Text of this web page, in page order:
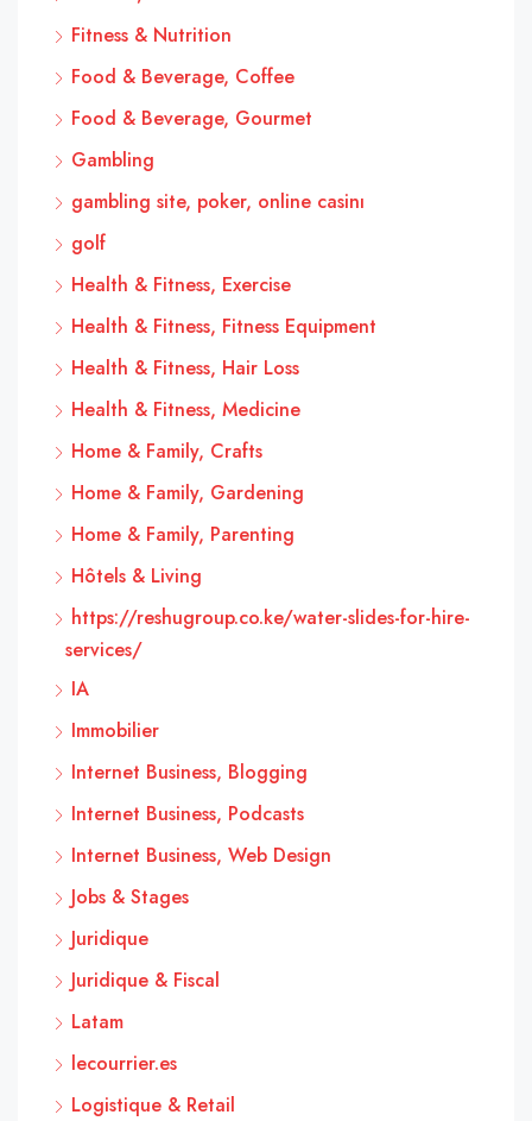
Fitness & Nutrition
Food & Beverage, Coffee
Food & Beverage, Gourmet
Gambling
gambling site, poker, online casinı
golf
Health & Fitness, Exercise
Health & Fitness, Fitness Equipment
Health & Fitness, Hair Loss
Health & Fitness, Medicine
Home & Family, Crafts
Home & Family, Gardening
Home & Family, Parenting
Hôtels & Living
https://reshugroup.co.ke/water-slides-for-hire-
services/
IA
Immobilier
Internet Business, Blogging
Internet Business, Podcasts
Internet Business, Web Design
Jobs & Stages
Juridique
Juridique & Fiscal
Latam
lecourrier.es
Logistique & Retail